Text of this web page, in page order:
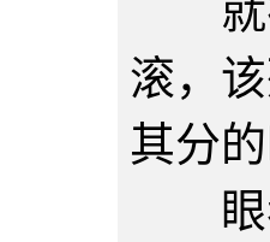
就在
滚，
其分
眼看